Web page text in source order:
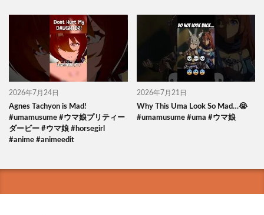
2026年7月24日
Agnes Tachyon is Mad!
#umamusume #ウマ娘プリティー
ダービー #ウマ娘 #horsegirl
#anime #animeedit
2026年7月21日
Why This Uma Look So Mad…😭
#umamusume #uma #ウマ娘